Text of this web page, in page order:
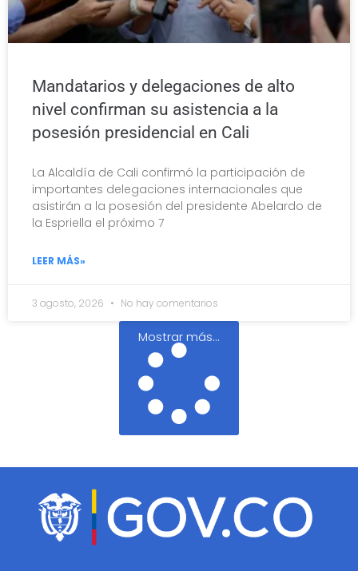
Mandatarios y delegaciones de alto
nivel confirman su asistencia a la
posesión presidencial en Cali
La Alcaldía de Cali confirmó la participación de
importantes delegaciones internacionales que
asistirán a la posesión del presidente Abelardo de
la Espriella el próximo 7
LEER MÁS»
3 agosto, 2026 No hay comentarios
Mostrar más...